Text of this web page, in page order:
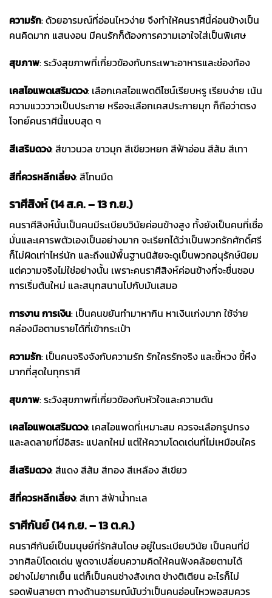
ความรัก: ด้วยอารมณ์ที่อ่อนไหวง่าย จึงทำให้คนราศีนี้ค่อนข้างเป็น
คนคิดมาก แสนงอน มีคนรักก็ต้องการความเอาใจใส่เป็นพิเศษ
สุขภาพ: ระวังสุขภาพที่เกี่ยวข้องกับกระเพาะอาหารและช่องท้อง
เคสไอแพดเสริมดวง: เลือกเคสไอแพดดีไซน์เรียบหรู เรียบง่าย เน้น
ความแวววาวเป็นประกาย หรือจะเลือกเคสประกายมุก ก็ถือว่าตรง
โจทย์คนราศีนี้แบบสุด ๆ
สีเสริมดวง: สีขาวนวล ขาวมุก สีเขียวหยก สีฟ้าอ่อน สีส้ม สีเทา
สีที่ควรหลีกเลี่ยง: สีโทนมืด
ราศีสิงห์ (14 ส.ค. – 13 ก.ย.)
คนราศีสิงห์นั้นเป็นคนมีระเบียบวินัยค่อนข้างสูง ทั้งยังเป็นคนที่เชื่อ
มั่นและเคารพตัวเองเป็นอย่างมาก จะเรียกได้ว่าเป็นพวกรักศักดิ์ศรี
ก็ไม่ผิดเท่าไหร่นัก และถึงแม้พื้นฐานนิสัยจะดูเป็นพวกอนุรักษ์นิยม
แต่ความจริงไม่ใช่อย่างนั้น เพราะคนราศีสิงห์ค่อนข้างที่จะชื่นชอบ
การเริ่มต้นใหม่ และสนุกสนานไปกับมันเสมอ
การงาน การเงิน: เป็นคนขยันทำมาหากิน หาเงินเก่งมาก ใช้จ่าย
คล่องมือตามรายได้ที่เข้ากระเป๋า
ความรัก: เป็นคนจริงจังกับความรัก รักใครรักจริง และขี้หวง ขี้หึง
มากที่สุดในทุกราศี
สุขภาพ: ระวังสุขภาพที่เกี่ยวข้องกับหัวใจและความดัน
เคสไอแพดเสริมดวง: เคสไอแพดที่เหมาะสม ควรจะเลือกรูปทรง
และลดลายที่มีอิสระ แปลกใหม่ แต่ให้ความโดดเด่นที่ไม่เหมือนใคร
สีเสริมดวง: สีแดง สีส้ม สีทอง สีเหลือง สีเขียว
สีที่ควรหลีกเลี่ยง: สีเทา สีฟ้าน้ำทะเล
ราศีกันย์ (14 ก.ย. – 13 ต.ค.)
คนราศีกันย์เป็นมนุษย์ที่รักสันโดษ อยู่ในระเบียบวินัย เป็นคนที่มี
วาทศิลป์โดดเด่น พูดจาเปลี่ยนความคิดให้คนฟังคล้อยตามได้
อย่างไม่ยากเย็น แต่ก็เป็นคนช่างสังเกต ช่างติเตียน อะไรก็ไม่
รอดพ้นสายตา ทางด้านอารมณ์นับว่าเป็นคนอ่อนไหวพอสมควร